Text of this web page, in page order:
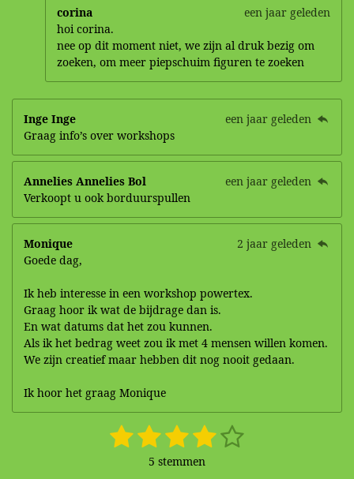
corina
een jaar geleden
hoi corina.
nee op dit moment niet, we zijn al druk bezig om
zoeken, om meer piepschuim figuren te zoeken
Inge Inge
een jaar geleden
Graag info’s over workshops
Annelies Annelies Bol
een jaar geleden
Verkoopt u ook borduurspullen
Monique
2 jaar geleden
Goede dag,
Ik heb interesse in een workshop powertex.
Graag hoor ik wat de bijdrage dan is.
En wat datums dat het zou kunnen.
Als ik het bedrag weet zou ik met 4 mensen willen komen.
We zijn creatief maar hebben dit nog nooit gedaan.
Ik hoor het graag Monique
1 2 3
s
4
s
5
5 stemmen